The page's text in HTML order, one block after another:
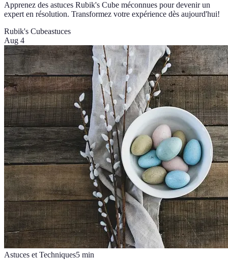
Apprenez des astuces Rubik's Cube méconnues pour devenir un
expert en résolution. Transformez votre expérience dès aujourd'hui!
Rubik's Cubeastuces
Aug 4
Astuces et Techniques5 min